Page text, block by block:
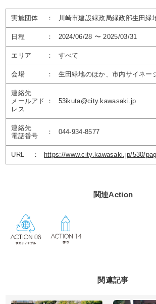
実施団体 ： 川崎市建設緑政局緑政部生田緑
日程 ： 2024/06/28 〜 2025/03/31
エリア ： すべて
会場 ： 生田緑地のほか、市内サイネー
連絡先
メールアド
レス
： 53ikuta@city.kawasaki.jp
連絡先
電話番号
： 044-934-8577
URL ： https://www.city.kawasaki.jp/530/
関連Action
関連記事